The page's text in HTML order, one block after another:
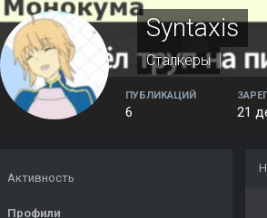
Syntaxis
Сталкеры
ПУБЛИКАЦИЙ
6 21
Активность
Профили